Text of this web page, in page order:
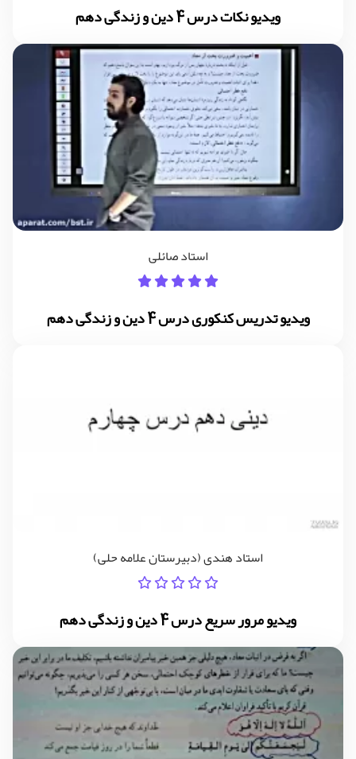
ویدیو نکات درس 4 دین و زندگی دهم
استاد صائلی
ویدیو تدریس کنکوری درس 4 دین و زندگی دهم
استاد هندی (دبیرستان علامه حلی)
ویدیو مرور سریع درس 4 دین و زندگی دهم